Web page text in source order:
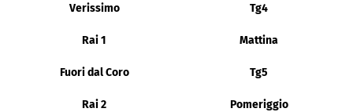
Verissimo Tg4
Rai 1 Mattina
Fuori dal Coro Tg5
Rai 2 Pomeriggio